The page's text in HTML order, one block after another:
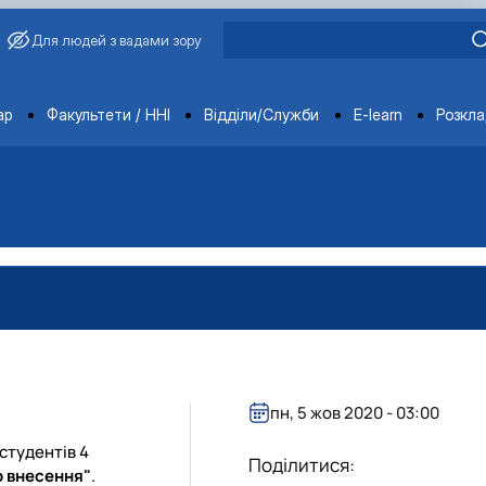
Для людей з вадами зору
Факультети / ННІ Відділи/Служби E-learn
факультету
агробіологічного факультету
НДІ рослинництва та ґрунтознавства агробіологічного
4
внесення".
пн, 5 жов 2020 - 03:00
Поділитися: